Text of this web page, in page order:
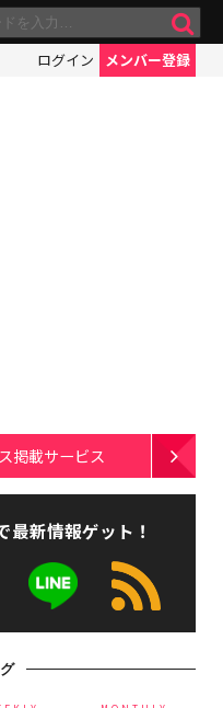
ログイン メンバー登録
掲載サービス
最新情報ゲット！